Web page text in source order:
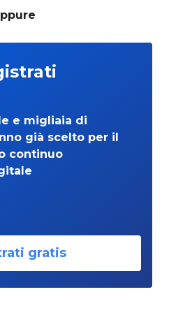
e migliaia di
già scelto per il
continuo
gratis